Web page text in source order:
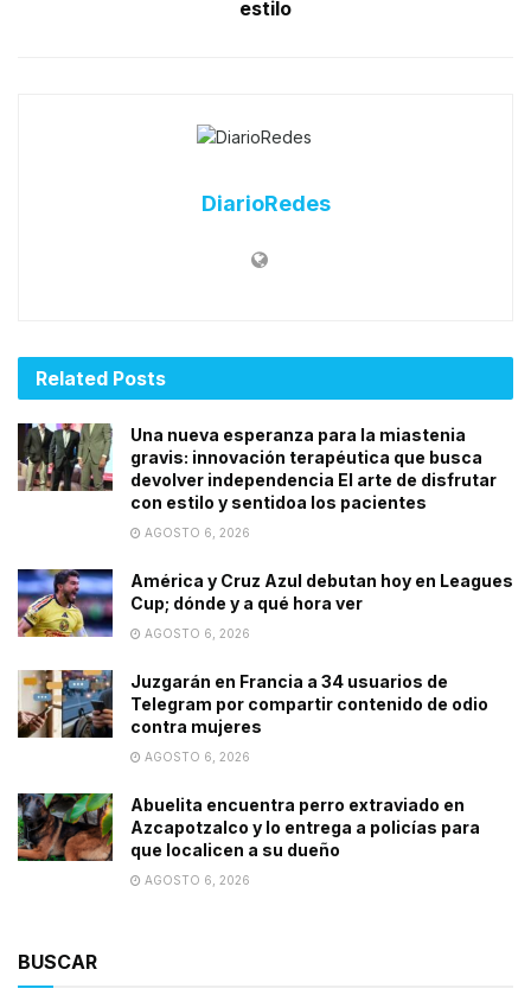
estilo
DiarioRedes
Related Posts
Una nueva esperanza para la miastenia
gravis: innovación terapéutica que busca
devolver independencia El arte de disfrutar
con estilo y sentidoa los pacientes
AGOSTO 6, 2026
América y Cruz Azul debutan hoy en Leagues
Cup; dónde y a qué hora ver
AGOSTO 6, 2026
Juzgarán en Francia a 34 usuarios de
Telegram por compartir contenido de odio
contra mujeres
AGOSTO 6, 2026
Abuelita encuentra perro extraviado en
Azcapotzalco y lo entrega a policías para
que localicen a su dueño
AGOSTO 6, 2026
BUSCAR